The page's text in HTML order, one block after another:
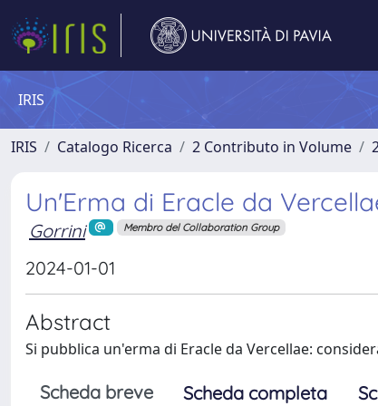
IRIS
IRIS Catalogo Ricerca 2 Contributo in Volume
Un'Erma di Eracle da
Gorrini Membro del Collaboration Group
2024-01-01
Abstract
Si pubblica un'erma di Eracle da Vercellae:
Scheda breve Scheda completa